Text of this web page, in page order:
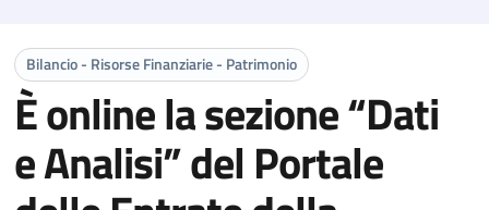
Bilancio - Risorse Finanziarie - Patrimonio
È online la sezione “Dati
e Analisi” del Portale